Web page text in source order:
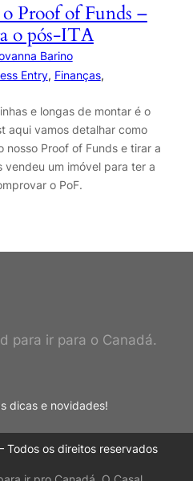
Proof of Funds –
o pós-ITA
Barino
Entry, Finanças
e longas de montar é o
aqui vamos detalhar como
nosso Proof of Funds e tirar a
um imóvel para ter a
o PoF.
para ir para o Canadá.
dicas e novidades!
Todos os direitos reservados